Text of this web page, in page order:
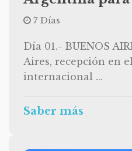
7 Días
Día 01.- BUENOS
Aires, recepción en
internacional ...
Saber más